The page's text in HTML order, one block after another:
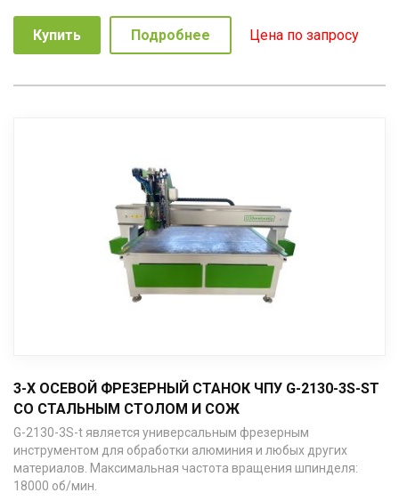
Купить Подробнее Цена по запросу
3-Х ОСЕВОЙ ФРЕЗЕРНЫЙ СТАНОК ЧПУ G-2130-3S-ST
СО СТАЛЬНЫМ СТОЛОМ И СОЖ
G-2130-3S-t является универсальным фрезерным
инструментом для обработки алюминия и любых других
материалов. Максимальная частота вращения шпинделя:
18000 об/мин.